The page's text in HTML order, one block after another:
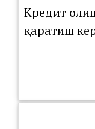
Кредит
қаратиш